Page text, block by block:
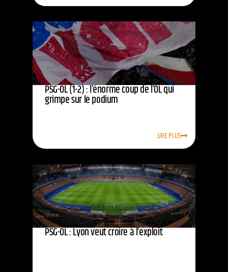
PSG-OL (1-2) : l’énorme coup de l’OL qui
grimpe sur le podium
LIRE PLUS
PSG-OL : Lyon veut croire à l’exploit